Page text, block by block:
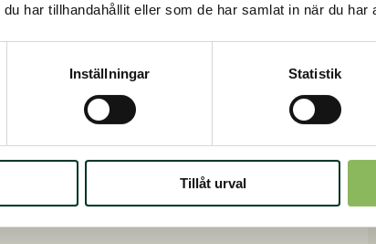
har tillhandahållit eller som de har samlat in när du har
Inställningar Statistik
Tillåt urval
är det viktigt att smörja med jämna
vatten, exempelvis när hästen dricker. Det kan
tvättas/nöts den inte bort lika lätt. I vår